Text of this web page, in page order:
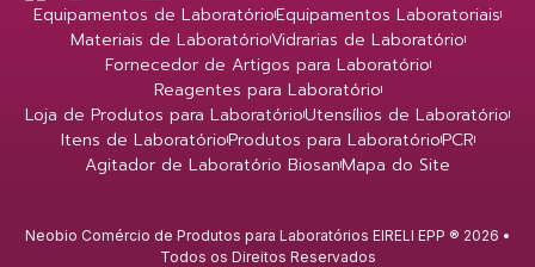
Equipamentos de LaboratórioEquipamentos Laboratoriais
Materiais de LaboratórioVidrarias de Laboratório
Fornecedor de Artigos para Laboratório
Reagentes para Laboratório
Loja de Produtos para LaboratórioUtensílios de Laboratório
Itens de LaboratórioProdutos para LaboratórioPCR
Agitador de Laboratório BiosanMapa do Site
Neobio Comércio de Produtos para Laboratórios EIRELI EPP ® 2026 •
Todos os Direitos Reservados